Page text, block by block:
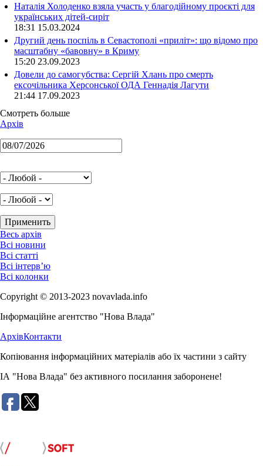
Наталія Холоденко взяла участь у благодійному проєкті для
українських дітей-сиріт
18:31 15.03.2024
Другий день поспіль в Севастополі «приліт»: що відомо про
масштабну «бавовну» в Криму
15:20 23.09.2023
Довели до самогубства: Сергій Хлань про смерть
ексочільника Херсонської ОДА Геннадія Лагути
21:44 17.09.2023
Смотреть больше
Архів
Весь архів
Всі новини
Всі статті
Всі інтерв’ю
Всі колонки
Copyright © 2013-2023 novavlada.info
Інформаційне агентство "Нова Влада"
АрхівКонтакти
Копіювання інформаційних матеріалів або їх частини з сайту
ІА "Нова Влада" без активного посилання заборонене!